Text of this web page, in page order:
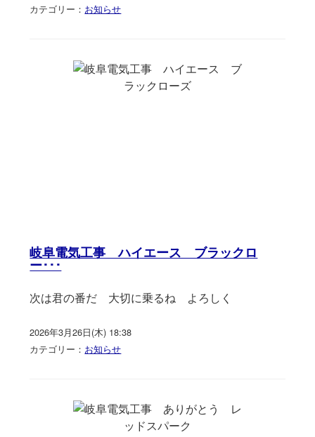
カテゴリー： お知らせ
岐阜電気工事 ハイエース ブラックロ
ー･･･
次は君の番だ 大切に乗るね よろしく
2026年3月26日(木) 18:38
カテゴリー： お知らせ